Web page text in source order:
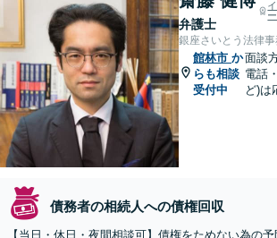
弁護士
銀座さいとう法律
館林市 か
らも相談
受付中
面談
電話
ど)は
債務者の相続人への債権回収
【当日・休日・夜間相談可】債権をためない為の